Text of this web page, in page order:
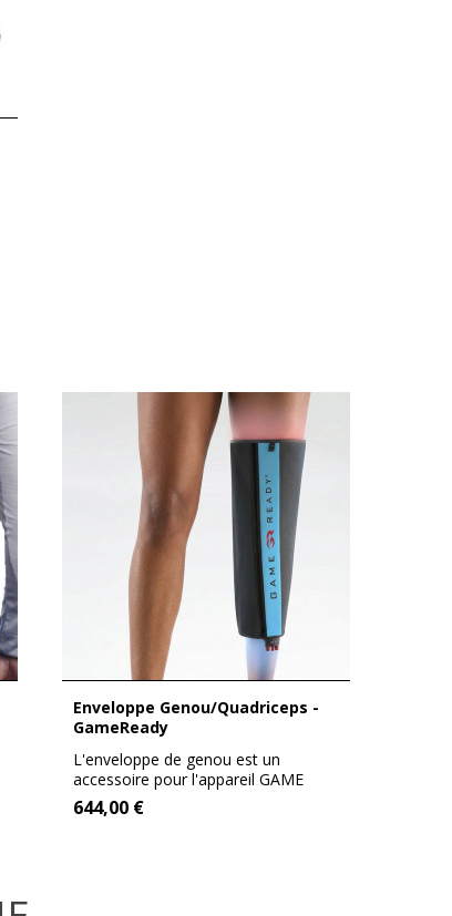
Enveloppe Genou/Quadriceps -
GameReady
L'enveloppe de genou est un
accessoire pour l'appareil GAME
READY. Sa taille...
644,00 €